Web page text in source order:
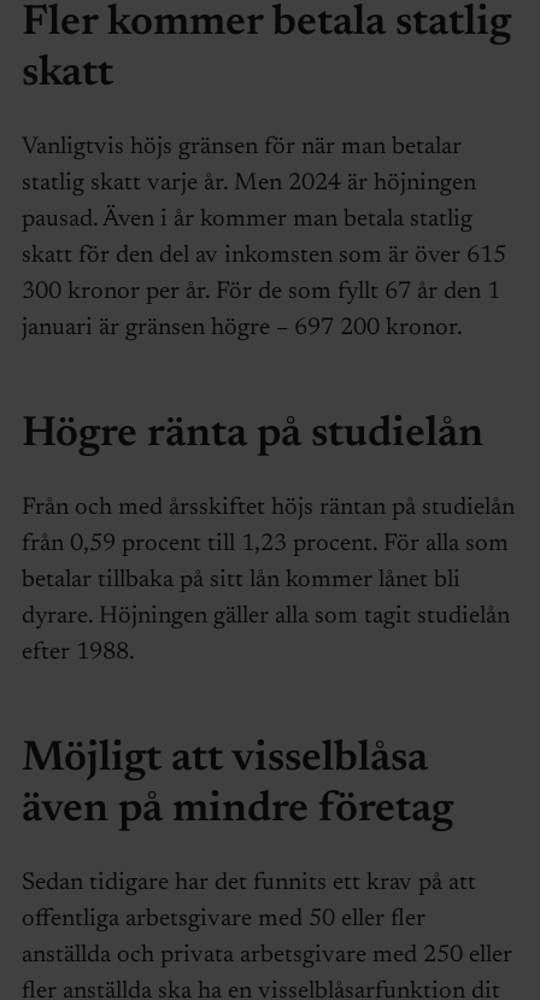
Fler kommer betala statlig
skatt
Vanligtvis höjs gränsen för när man betalar
statlig skatt varje år. Men 2024 är höjningen
pausad. Även i år kommer man betala statlig
skatt för den del av inkomsten som är över 615
300 kronor per år. För de som fyllt 67 år den 1
januari är gränsen högre – 697 200 kronor.
Högre ränta på studielån
Från och med årsskiftet höjs räntan på studielån
från 0,59 procent till 1,23 procent. För alla som
betalar tillbaka på sitt lån kommer lånet bli
dyrare. Höjningen gäller alla som tagit studielån
efter 1988.
Möjligt att visselblåsa
även på mindre företag
Sedan tidigare har det funnits ett krav på att
offentliga arbetsgivare med 50 eller fler
anställda och privata arbetsgivare med 250 eller
fler anställda ska ha en visselblåsarfunktion dit